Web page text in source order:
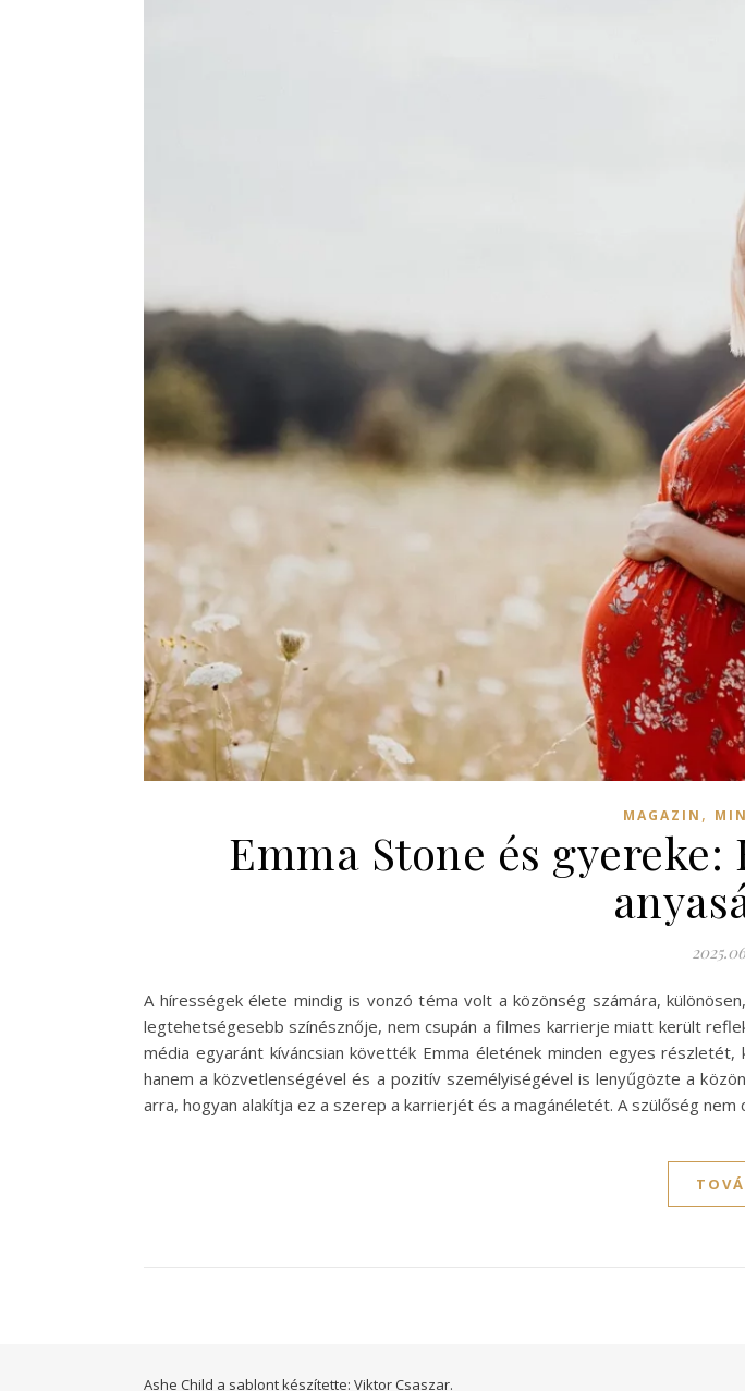
MAGAZIN ,
Emma Stone és
A hírességek élete mindig is vonzó téma volt a közönség számára,
legtehetségesebb színésznője, nem csupán a filmes karrierje miatt került
média egyaránt kíváncsian követték Emma életének minden egyes
hanem a közvetlenségével és a pozitív személyiségével is lenyűgözte a
arra, hogyan alakítja ez a szerep a karrierjét és a magánéletét. A szülőség
Ashe Child a sablont készítette: Viktor Csaszar.